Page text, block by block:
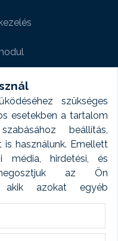
szükséges
esetekben a tartalom
beállítás,
használunk. Emellett
média, hirdetési, és
az Ön
akik azokat egyéb
A sütik
végzünk és
töröljük. A
modul